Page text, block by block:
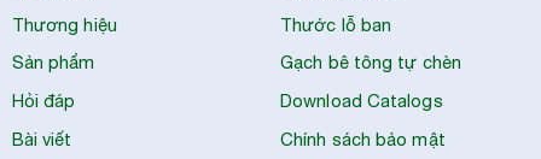
Thương hiệu
Sản phẩm
Hỏi đáp
Bài viết
Thước lỗ ban
Gạch bê tông tự chèn
Download Catalogs
Chính sách bảo mật